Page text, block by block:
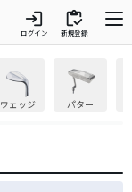
login
ログイン
inventory
新規登録
ウェッジ パター